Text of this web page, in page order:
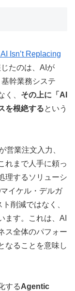
Isn’t Replacing
たのは、AIが
幹業務システ
く、 その上に「AI
を根絶するという
営業注文入力、
れまで人手に頼っ
理するソリューシ
イケル・デルガ
削減ではなく、
ます。これは、AI
ス全体のパフォー
なることを意味し
するAgentic